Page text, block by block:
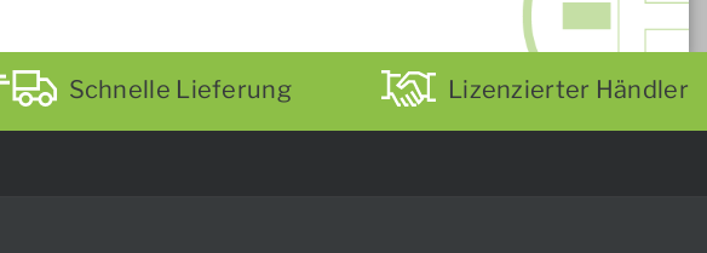
Schnelle Lieferung Lizenzierter Händler